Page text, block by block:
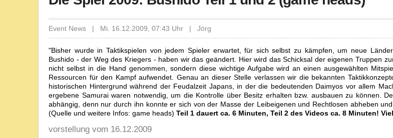
Event News | Mi. 16.12.2009, 07:43 Uhr | Jörg
"Bisher wurde in Taktikspielen von jedem Spieler erwartet, für sich selbst zu kämpfen, um neue
Bushido - der Weg des Kriegers - haben wir das geändert. Hier wird das Schicksal der eigenen Truppen
nicht selbst in die Hand genommen, sondern diese wichtige Aufgabe wird an einen ausgewählten
Ressourcen für den Kampf aufwendet. Genau an dieser Stelle verlassen wir die bekannten
historischen Hintergrund während der Feudalzeit Japans, in der die bedeutenden Daimyos vor allem
ergebene Samurai waren notwendig, um die Kontrolle über Besitz erhalten bzw. ausbauen zu können.
abhängig, denn nur durch ihn konnte er sich von der Masse der Leibeigenen und Rechtlosen abheben
(Quelle und weitere Infos: game heads) Teil 1 dauert ca. 6 Minuten, Teil 2 des Videos ca. 8 Minuten!
vorstellung vom 16.12.2009